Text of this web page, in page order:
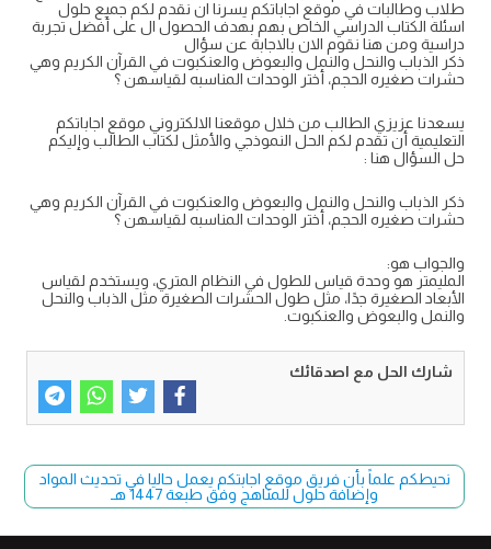
طلاب وطالبات في موقع اجاباتكم يسرنا ان نقدم لكم جميع حلول
اسئلة الكتاب الدراسي الخاص بهم بهدف الحصول ال على أفضل تجربة
دراسية ومن هنا نقوم الان بالاجابة عن سؤال
ذكر الذباب والنحل والنمل والبعوض والعنكبوت في القرآن الكريم وهي
حشرات صغيره الحجم، أختر الوحدات المناسبه لقياسهن ؟
يسعدنا عزيزي الطالب من خلال موقعنا الالكتروني موقع اجاباتكم
التعليمية أن تقدم لكم الحل النموذجي والأمثل لكتاب الطالب وإليكم
حل السؤال هنا :
ذكر الذباب والنحل والنمل والبعوض والعنكبوت في القرآن الكريم وهي
حشرات صغيره الحجم، أختر الوحدات المناسبه لقياسهن ؟
والجواب هو:
المليمتر هو وحدة قياس للطول في النظام المتري، ويستخدم لقياس
الأبعاد الصغيرة جدًا، مثل طول الحشرات الصغيرة مثل الذباب والنحل
والنمل والبعوض والعنكبوت.
شارك الحل مع اصدقائك
نحيطكم علماً بأن فريق موقع اجابتكم يعمل حاليا في تحديث المواد
وإضافة حلول للمناهج وفق طبعة 1447 هـ